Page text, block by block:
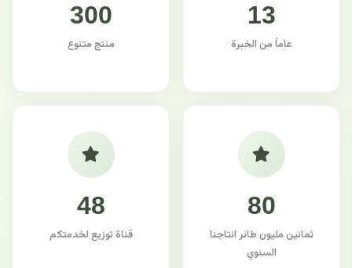
13
عاماً من الخبرة
300
منتج متنوع
80
ثمانين مليون طائر انتاجنا
السنوي
48
قناة توزيع لخدمتكم